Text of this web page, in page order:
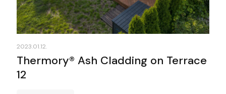
2023.01.12.
Thermory® Ash Cladding on Terrace
12